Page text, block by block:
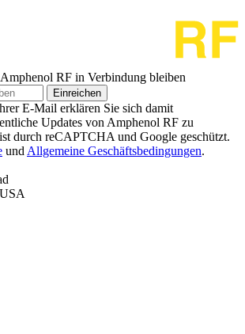
RF in Verbindung bleiben
Einreichen
E-Mail erklären Sie sich damit
Updates von Amphenol RF zu
durch reCAPTCHA und Google geschützt.
und Allgemeine Geschäftsbedingungen.